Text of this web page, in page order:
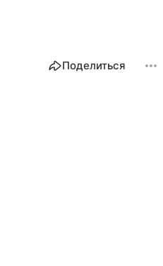
Поделиться